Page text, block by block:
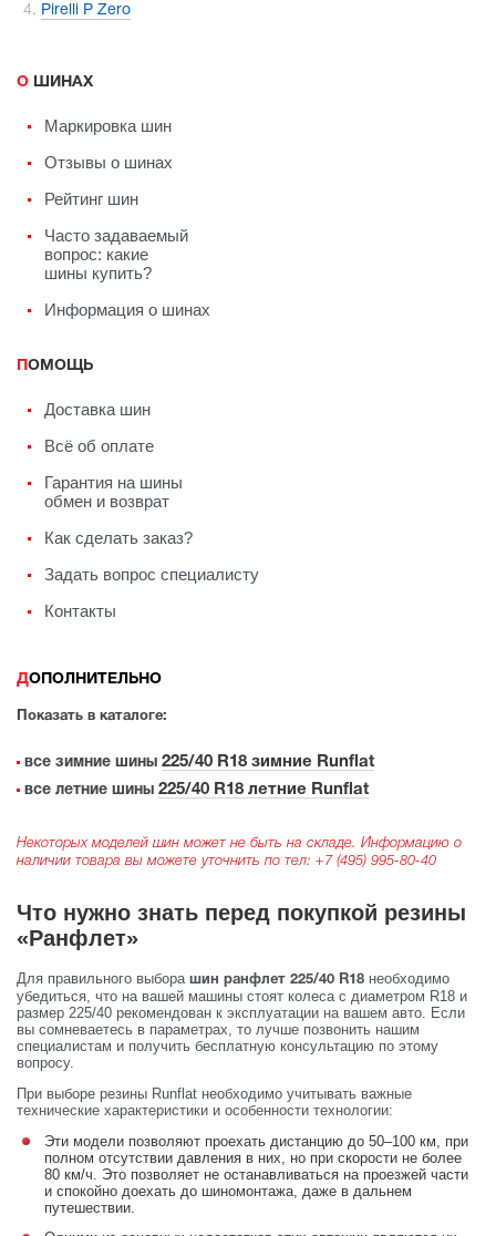
Pirelli P Zero
О ШИНАХ
Маркировка шин
Отзывы о шинах
Рейтинг шин
Часто задаваемый
вопрос: какие
шины купить?
Информация о шинах
ПОМОЩЬ
Доставка шин
Всё об оплате
Гарантия на шины
обмен и возврат
Как сделать заказ?
Задать вопрос специалисту
Контакты
ДОПОЛНИТЕЛЬНО
Показать в каталоге:
все зимние шины 225/40 R18 зимние Runflat
все летние шины 225/40 R18 летние Runflat
Некоторых моделей шин может не быть на складе. Информацию о
наличии товара вы можете уточнить по тел: +7 (495) 995-80-40
Что нужно знать перед покупкой резины
«Ранфлет»
Для правильного выбора шин ранфлет 225/40 R18 необходимо
убедиться, что на вашей машины стоят колеса с диаметром R18 и
размер 225/40 рекомендован к эксплуатации на вашем авто. Если
вы сомневаетесь в параметрах, то лучше позвонить нашим
специалистам и получить бесплатную консультацию по этому
вопросу.
При выборе резины Runflat необходимо учитывать важные
технические характеристики и особенности технологии:
Эти модели позволяют проехать дистанцию до 50–100 км, при
полном отсутствии давления в них, но при скорости не более
80 км/ч. Это позволяет не останавливаться на проезжей части
и спокойно доехать до шиномонтажа, даже в дальнем
путешествии.